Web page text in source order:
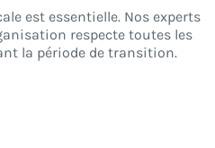
est essentielle. Nos experts
respecte toutes les
la période de transition.